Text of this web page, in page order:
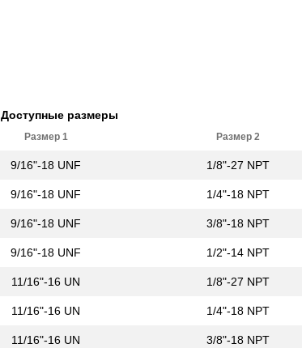
Доступные размеры
Размер 1 Размер 2
9/16"-18 UNF 1/8"-27 NPT
9/16"-18 UNF 1/4"-18 NPT
9/16"-18 UNF 3/8"-18 NPT
9/16"-18 UNF 1/2"-14 NPT
11/16"-16 UN 1/8"-27 NPT
11/16"-16 UN 1/4"-18 NPT
11/16"-16 UN 3/8"-18 NPT